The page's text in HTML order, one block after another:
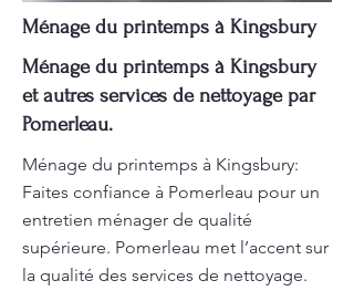
Ménage du printemps à Kingsbury
Ménage du printemps à Kingsbury
et autres services de nettoyage par
Pomerleau.
Ménage du printemps à Kingsbury:
Faites confiance à Pomerleau pour un
entretien ménager de qualité
supérieure. Pomerleau met l’accent sur
la qualité des services de nettoyage.